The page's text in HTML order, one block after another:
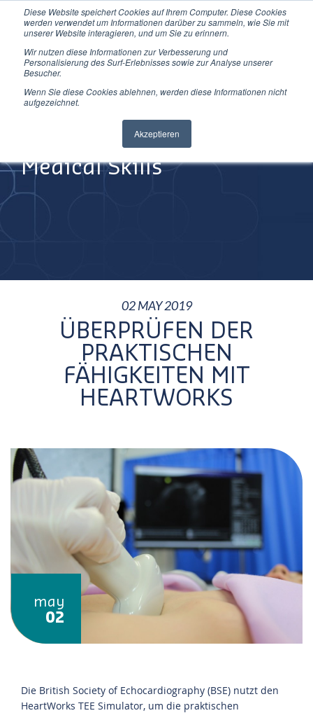
Diese Website speichert Cookies auf Ihrem Computer. Diese Cookies
werden verwendet um Informationen darüber zu sammeln, wie Sie mit
unserer Website interagieren, und um Sie zu erinnern.
Wir nutzen diese Informationen zur Verbesserung und
Personalisierung des Surf-Erlebnisses sowie zur Analyse unserer
Besucher.
Wenn Sie diese Cookies ablehnen, werden diese Informationen nicht
aufgezeichnet.
Akzeptieren
Direkt
zum
Medical Skills
02 MAY 2019
ÜBERPRÜFEN DER
PRAKTISCHEN
FÄHIGKEITEN MIT
HEARTWORKS
may
02
Die British Society of Echocardiography (BSE) nutzt den
HeartWorks TEE Simulator, um die praktischen